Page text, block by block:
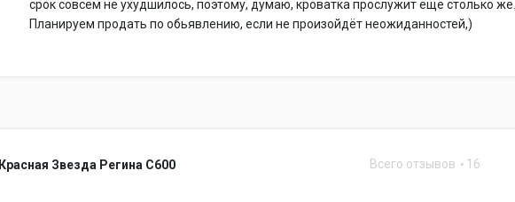
срок совсем не ухудшилось, поэтому, думаю, кроватка прослужит ещё столько же.
Планируем продать по обьявлению, если не произойдёт неожиданностей,)
Красная Звезда Регина С600 Всего отзывов 16